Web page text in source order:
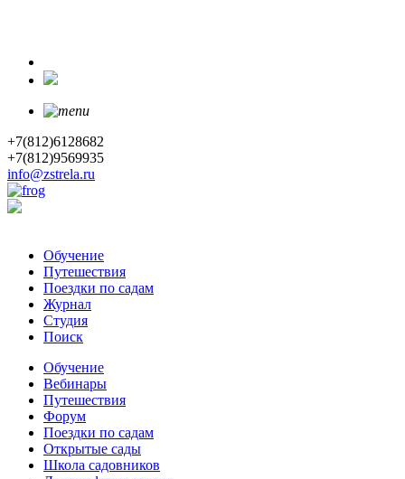
+7(812)6128682
+7(812)9569935
info@zstrela.ru
Обучение
Путешествия
Поездки по садам
Журнал
Студия
Поиск
Обучение
Вебинары
Путешествия
Форум
Поездки по садам
Открытые сады
Школа садовников